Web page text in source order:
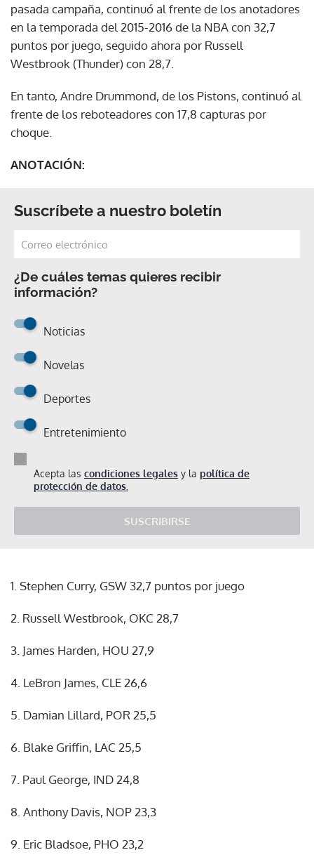
pasada campaña, continuó al frente de los anotadores
en la temporada del 2015-2016 de la NBA con 32,7
puntos por juego, seguido ahora por Russell
Westbrook (Thunder) con 28,7.
En tanto, Andre Drummond, de los Pistons, continuó al
frente de los reboteadores con 17,8 capturas por
choque.
ANOTACIÓN:
Suscríbete a nuestro boletín
¿De cuáles temas quieres recibir
información?
Noticias
Novelas
Deportes
Entretenimiento
Acepta las condiciones legales y la política de
protección de datos.
SUSCRIBIRSE
1. Stephen Curry, GSW 32,7 puntos por juego
2. Russell Westbrook, OKC 28,7
3. James Harden, HOU 27,9
4. LeBron James, CLE 26,6
5. Damian Lillard, POR 25,5
6. Blake Griffin, LAC 25,5
7. Paul George, IND 24,8
8. Anthony Davis, NOP 23,3
9. Eric Bladsoe, PHO 23,2